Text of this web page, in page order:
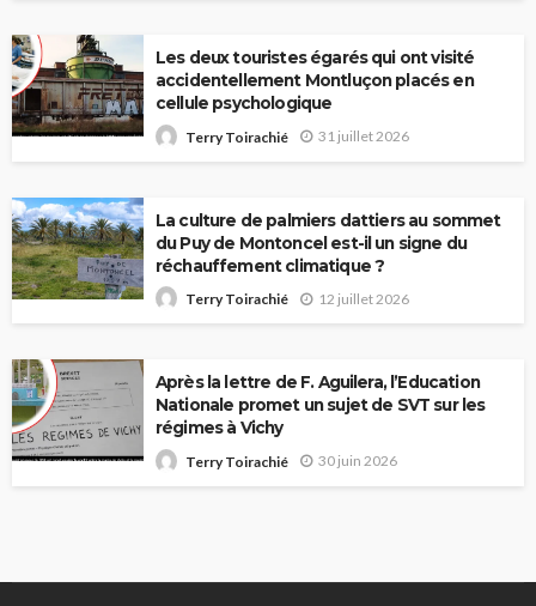
Les deux touristes égarés qui ont visité
accidentellement Montluçon placés en
cellule psychologique
Terry Toirachié 31 juillet 2026
La culture de palmiers dattiers au sommet
du Puy de Montoncel est-il un signe du
réchauffement climatique ?
Terry Toirachié 12 juillet 2026
Après la lettre de F. Aguilera, l’Education
Nationale promet un sujet de SVT sur les
régimes à Vichy
Terry Toirachié 30 juin 2026